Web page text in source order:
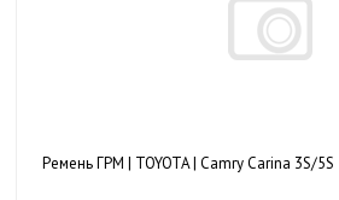
Ремень ГРМ | TOYOTA | Camry Carina 3S/5S